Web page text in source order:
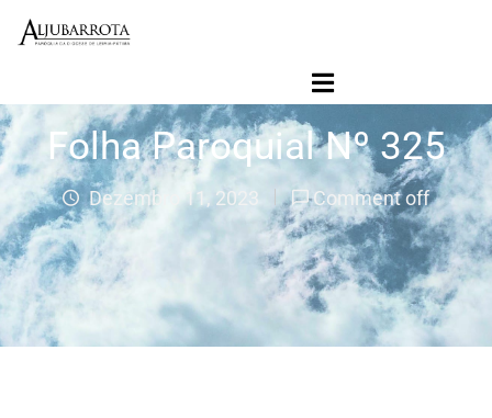
Paróquia
Ligações
Jornal Contacto SVD
Folha Paroquial Nº 325
Dezembro 11, 2023 Comment off